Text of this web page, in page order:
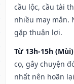
cầu lộc, cầu tài
nhiều may mắn.
gặp thuận lợi.
Từ 13h-15h
cọ, gây chuyện
nhất nên hoãn